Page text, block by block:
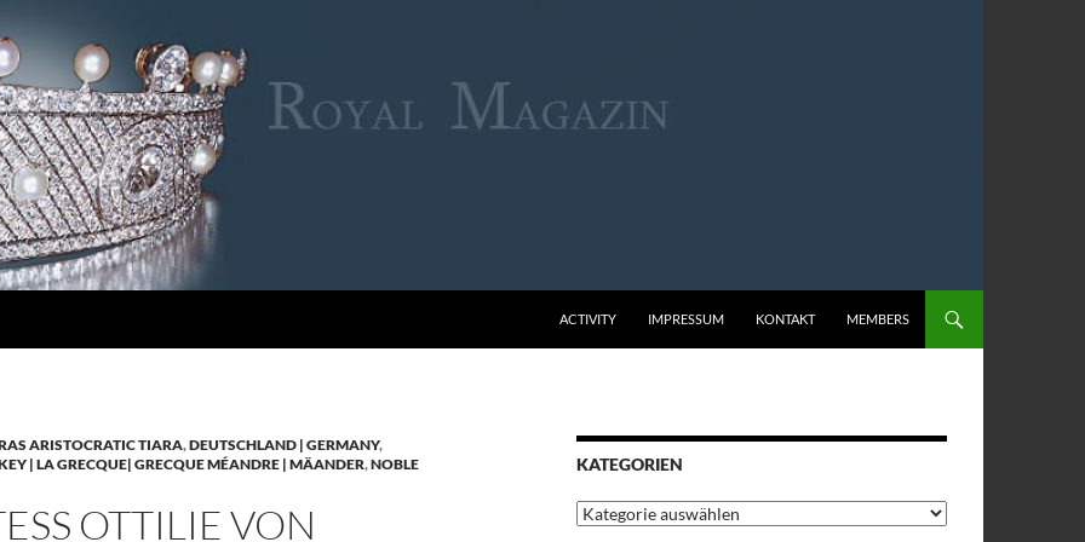
ACTIVITY IMPRESSUM KONTAKT MEMBERS
ARISTOCRATIC TIARA,DEUTSCHLAND | GERMANY,
| LA GRECQUE| GRECQUE MÉANDRE | MÄANDER,NOBLE
OTTILIE VON
KATEGORIEN
Kategorien